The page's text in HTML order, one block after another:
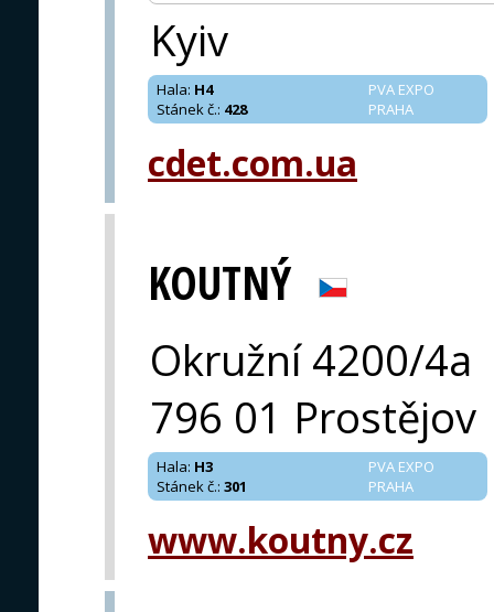
Kyiv
PVA EXPO
PRAHA
Hala: H4
Stánek č.: 428
cdet.com.ua
KOUTNÝ
Okružní 4200/4a
796 01 Prostějov
PVA EXPO
PRAHA
Hala: H3
Stánek č.: 301
www.koutny.cz